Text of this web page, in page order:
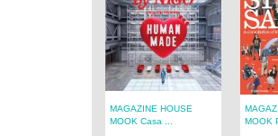
MAGAZINE HOUSE
MOOK Casa ...
MOOK